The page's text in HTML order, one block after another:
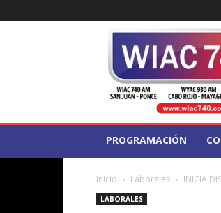
PROGRAMACIÓN
Inicio Laborales INICIA
LABORALES